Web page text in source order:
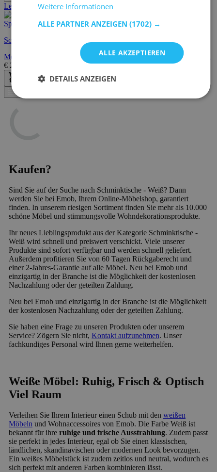
Letzte Stücke
Schnelle Lieferung
Moderner weißer Schminktisch mit 2 Schubladen, Dreifach-Spiegel
€ 209,00
Kaufen?
Sind Sie auf der Suche nach Schminktische - Weiß? Dann
werden Sie bei Emob, Ihrem Online-Möbelshop, garantiert
finden. In unserem riesigen Sortiment finden Sie mehr als 10.000
schöne Möbel und stimmungsvolle Wohndekorationsprodukte.
Ihr neues Lieblingsprodukt aus der Kategorie Schminktische -
Weiß wird schnell und preiswert verschickt. Viele unserer
Produkte sind sofort verfügbar und werden schnell geliefert.
Außerdem profitieren Sie von 60 Tagen Rückgaberecht und
einer 2-Jahres-Garantie auf alle Möbel. Neu bei Emob und
einzigartig in der Branche ist die Möglichkeit der kostenlosen
Nachzahlung oder der geteilten Zahlung.
Neu bei Emob und einzigartig in der Branche ist die Möglichkeit
der kostenlosen Nachzahlung oder der geteilten Zahlung.
Sie haben eine Frage zu unseren Produkten oder unserem
Service? Zögern Sie nicht, Kontakt aufzunehmen. Unser
fachkundiges Personal wird Ihnen gerne weiterhelfen.
Weiße Möbel: Ruhig, Frisch & Optisch
Viel Raum
Verleihen Sie Ihrem Interieur einen Schub mit den weißen
Möbeln und Wohnaccessoires von Emob. Die Farbe Weiß ist
bekannt für ihre ruhige und frische Ausstrahlung. Zudem passt
sie perfekt in jedes Interieur, egal ob Sie einen klassischen,
ländlichen, skandinavischen oder modernen Look bevorzugen.
Ein weißes Möbelstück ist zudem zeitlos und neutral, wodurch es
sich perfekt mit anderen Farben kombinieren lässt.
Weitere Informationen
ALLE PARTNER ANZEIGEN (1702) →
ALLE AKZEPTIEREN
DETAILS ANZEIGEN